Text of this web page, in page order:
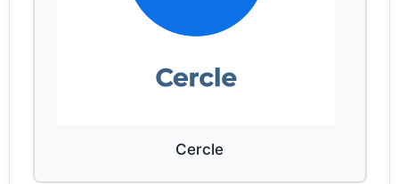
Cercle